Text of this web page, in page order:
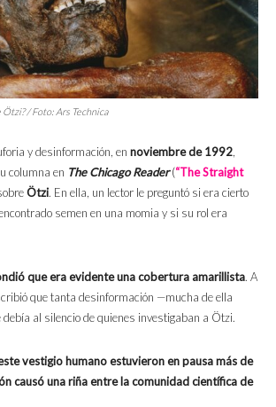
Ötzi? / Foto: Ars Technica
y desinformación, en noviembre de 1992,
columna en The Chicago Reader(“The Straight
Ötzi. En ella, un lector le preguntó si era cierto
semen en una momia y si su rol era
que era evidente una cobertura amarillista. A
que tanta desinformación —mucha de ella
al silencio de quienes investigaban a Ötzi.
vestigio humano estuvieron en pausa más de
causó una riña entre la comunidad científica de